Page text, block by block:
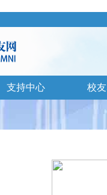
支持中心 校